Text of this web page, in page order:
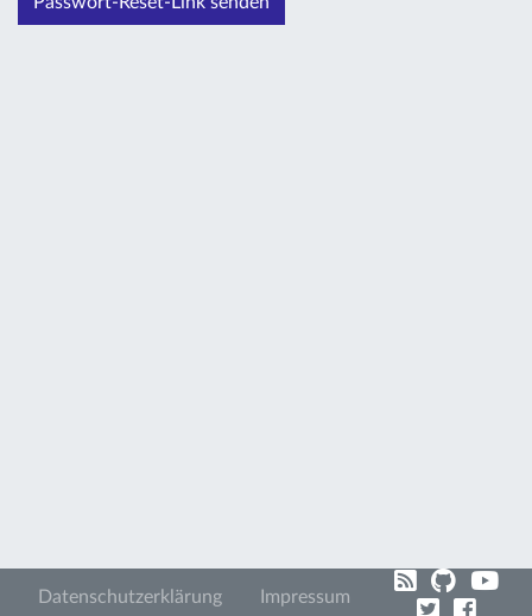
Datenschutzerklärung Impressum